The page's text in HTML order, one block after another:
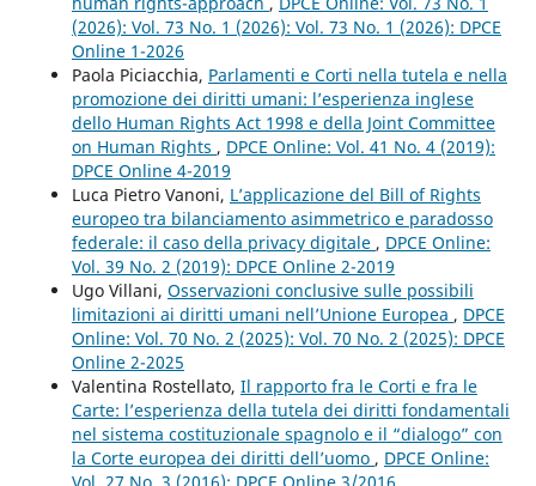
(2026): Vol. 73 No. 1 (2026): Vol. 73 No. 1 (2026): DPCE
Online 1-2026
Paola Piciacchia, Parlamenti e Corti nella tutela e nella
promozione dei diritti umani: l’esperienza inglese
dello Human Rights Act 1998 e della Joint Committee
on Human Rights , DPCE Online: Vol. 41 No. 4 (2019):
DPCE Online 4-2019
Luca Pietro Vanoni, L’applicazione del Bill of Rights
europeo tra bilanciamento asimmetrico e paradosso
federale: il caso della privacy digitale , DPCE Online:
Vol. 39 No. 2 (2019): DPCE Online 2-2019
Ugo Villani, Osservazioni conclusive sulle possibili
limitazioni ai diritti umani nell’Unione Europea , DPCE
Online: Vol. 70 No. 2 (2025): Vol. 70 No. 2 (2025): DPCE
Online 2-2025
Valentina Rostellato, Il rapporto fra le Corti e fra le
Carte: l’esperienza della tutela dei diritti fondamentali
nel sistema costituzionale spagnolo e il “dialogo” con
la Corte europea dei diritti dell’uomo , DPCE Online: